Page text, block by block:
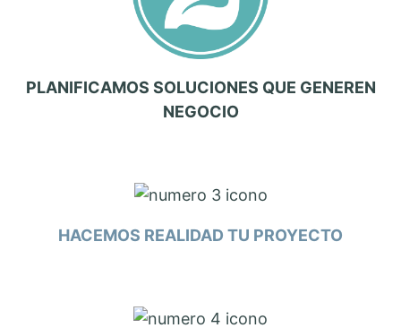
PLANIFICAMOS SOLUCIONES QUE GENEREN
NEGOCIO
HACEMOS REALIDAD TU PROYECTO